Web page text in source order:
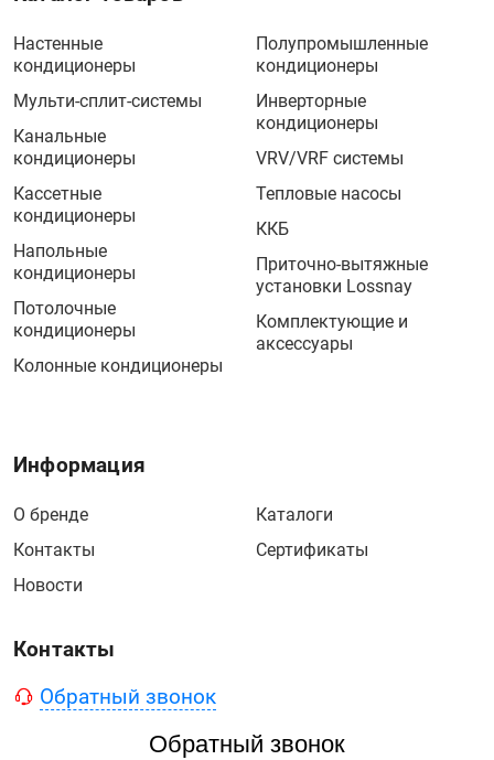
Настенные
кондиционеры
Мульти-сплит-системы
Канальные
кондиционеры
Кассетные
кондиционеры
Напольные
кондиционеры
Потолочные
кондиционеры
Колонные кондиционеры
Полупромышленные
кондиционеры
Инверторные
кондиционеры
VRV/VRF системы
Тепловые насосы
ККБ
Приточно-вытяжные
установки Lossnay
Комплектующие и
аксессуары
Информация
О бренде
Контакты
Новости
Каталоги
Сертификаты
Контакты
Обратный звонок
Обратный звонок